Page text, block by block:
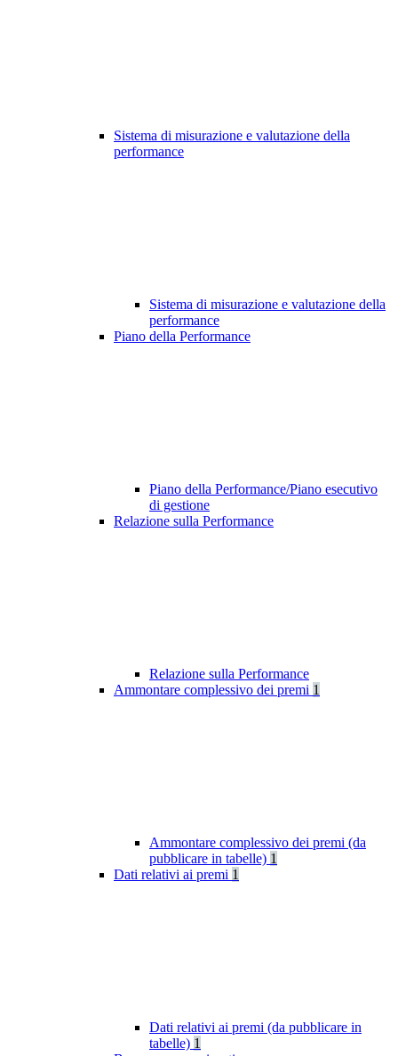
Sistema di misurazione e valutazione della
performance
Sistema di misurazione e valutazione della
performance
Piano della Performance
Piano della Performance/Piano esecutivo
di gestione
Relazione sulla Performance
Relazione sulla Performance
Ammontare complessivo dei premi 1
Ammontare complessivo dei premi (da
pubblicare in tabelle) 1
Dati relativi ai premi 1
Dati relativi ai premi (da pubblicare in
tabelle) 1